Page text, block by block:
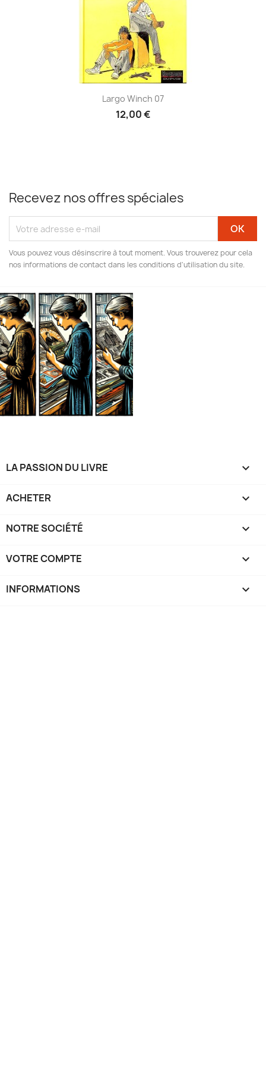
Largo Winch 07
12,00 €
Recevez nos offres spéciales
Vous pouvez vous désinscrire à tout moment. Vous trouverez pour cela
nos informations de contact dans les conditions d'utilisation du site.
LA PASSION DU LIVRE 
ACHETER 
NOTRE SOCIÉTÉ 
VOTRE COMPTE 
INFORMATIONS keyboard_arrow_down